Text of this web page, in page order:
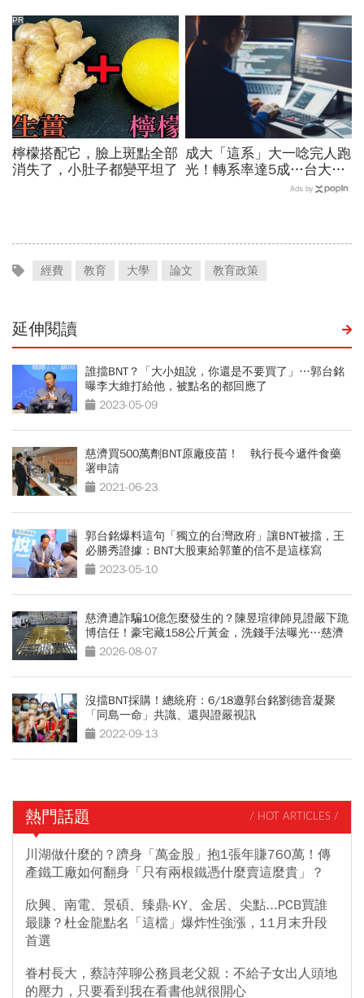
管涉家暴：好懊悔
檸檬搭配它，臉上斑點全部
消失了，小肚子都變平坦了
PR
成大「這系」大一唸完人跑
光！轉系率達5成…台大1
成5認選錯休學，「人生不
Ads by
經費 教育 大學 論文 教育政策
延伸閱讀
誰擋BNT？「大小姐說，你還是不要買了」…郭台銘
曝李大維打給他，被點名的都回應了
2023-05-09
慈濟買500萬劑BNT原廠疫苗！ 執行長今遞件食藥
署申請
2021-06-23
郭台銘爆料這句「獨立的台灣政府」讓BNT被擋，王
必勝秀證據：BNT大股東給郭董的信不是這樣寫
2023-05-10
慈濟遭詐騙10億怎麼發生的？陳昱瑄律師見證嚴下跪
博信任！豪宅藏158公斤黃金，洗錢手法曝光…慈濟
回應了
2026-08-07
沒擋BNT採購！總統府：6/18邀郭台銘劉德音凝聚
「同島一命」共識、還與證嚴視訊
2022-09-13
熱門話題 / HOT ARTICLES /
川湖做什麼的？躋身「萬金股」抱1張年賺760萬！傳
產鐵工廠如何翻身「只有兩根鐵憑什麼賣這麼貴」？
欣興、南電、景碩、臻鼎-KY、金居、尖點...PCB買誰
最賺？杜金龍點名「這檔」爆炸性強漲，11月末升段
首選
眷村長大，蔡詩萍聊公務員老父親：不給子女出人頭地
的壓力，只要看到我在看書他就很開心